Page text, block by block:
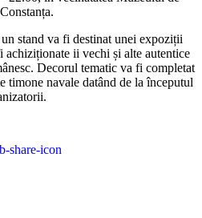
stand va fi destinat unei expoziții
ii vechi și alte autentice
Decorul tematic va fi completat
timone navale datând de la începutul